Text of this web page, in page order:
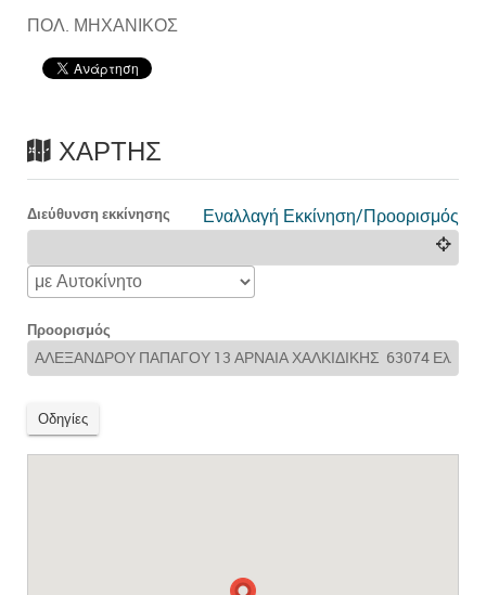
ΠΟΛ. ΜΗΧΑΝΙΚΟΣ
ΧΆΡΤΗΣ
Εναλλαγή Εκκίνηση/Προορισμός
Διεύθυνση εκκίνησης
Προορισμός
Οδηγίες